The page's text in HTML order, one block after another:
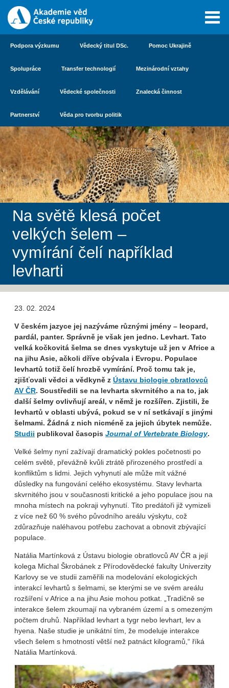
Podpora výzkumu Vědecký titul DSc. Pomoc Ukrajině
Spolupráce Transfer technologií Mezinárodní vztahy
Vzdělávání Vědecké společnosti Znalecká činnost
Partnerství Věda pro tvorbu politik
Na světě klesá počet
velkých šelem –
vymírání čelí například
levharti
23. 02. 2024
V českém jazyce jej nazýváme různými jmény – leopard,
pardál, panter. Správně je však jen jedno. Levhart. Tato
velká kočkovitá šelma se dnes vyskytuje už jen v Africe a
na jihu Asie, ačkoli dříve obývala i Evropu. Populace
levhartů totiž čelí hrozbě vymírání. Proč tomu tak je,
zjišťovali vědci a vědkyně z Ústavu biologie obratlovců
AV ČR. Soustředili se na levharta skvrnitého a na to, jak
další šelmy ovlivňují areál, v němž je rozšířen. Zjistili, že
levhartů v oblasti ubývá, pokud se v ní setkávají s jinými
šelmami. Žádná z nich nicméně za jejich úbytek nemůže.
Studii publikoval časopis Journal of Vertebrate Biology.
Velké šelmy nyní zažívají dramatický pokles početnosti po
celém světě, převážně kvůli ztrátě přirozeného prostředí a
konfliktům s lidmi. Jejich vyhynutí ale může mít vážné
důsledky na fungování celého ekosystému. Stavy levharta
skvrnitého jsou v současnosti kritické a jeho populace jsou na
mnoha místech na pokraji vyhynutí. Tito predátoři již vymizeli
z více než 60 % svého původního areálu výskytu, což
zdůrazňuje naléhavou potřebu zachovat a obnovit zbývající
populace.
Natália Martínková z Ústavu biologie obratlovců AV ČR a její
kolega Michal Škrobánek z Přírodovědecké fakulty Univerzity
Karlovy se ve studii zaměřili na modelování ekologických
interakcí levhartů s šelmami, se kterými se ve svém areálu
rozšíření v Africe a na jihu Asie mohou potkat. „Tradičně se
interakce šelem zkoumají na vybraném území a s omezeným
počtem druhů. Například levhart a tygr nebo levhart, lev a
hyena. Naše studie je unikátní tím, že modeluje interakce
všech šelem s hmotností větší než patnáct kilogramů,“ říká
Natália Martínková.